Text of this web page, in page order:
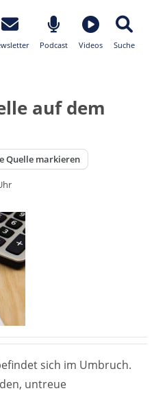
Podcast Videos Suche
auf dem
Quelle markieren
sich im Umbruch.
untreue